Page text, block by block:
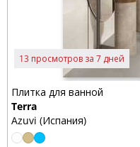
13 просмотров за 7 дней
Плитка для ванной
Terra
Azuvi (Испания)